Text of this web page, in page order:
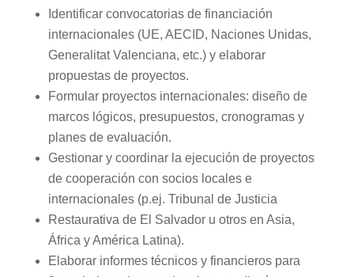
Identificar convocatorias de financiación
internacionales (UE, AECID, Naciones Unidas,
Generalitat Valenciana, etc.) y elaborar
propuestas de proyectos.
Formular proyectos internacionales: diseño de
marcos lógicos, presupuestos, cronogramas y
planes de evaluación.
Gestionar y coordinar la ejecución de proyectos
de cooperación con socios locales e
internacionales (p.ej. Tribunal de Justicia
Restaurativa de El Salvador u otros en Asia,
África y América Latina).
Elaborar informes técnicos y financieros para